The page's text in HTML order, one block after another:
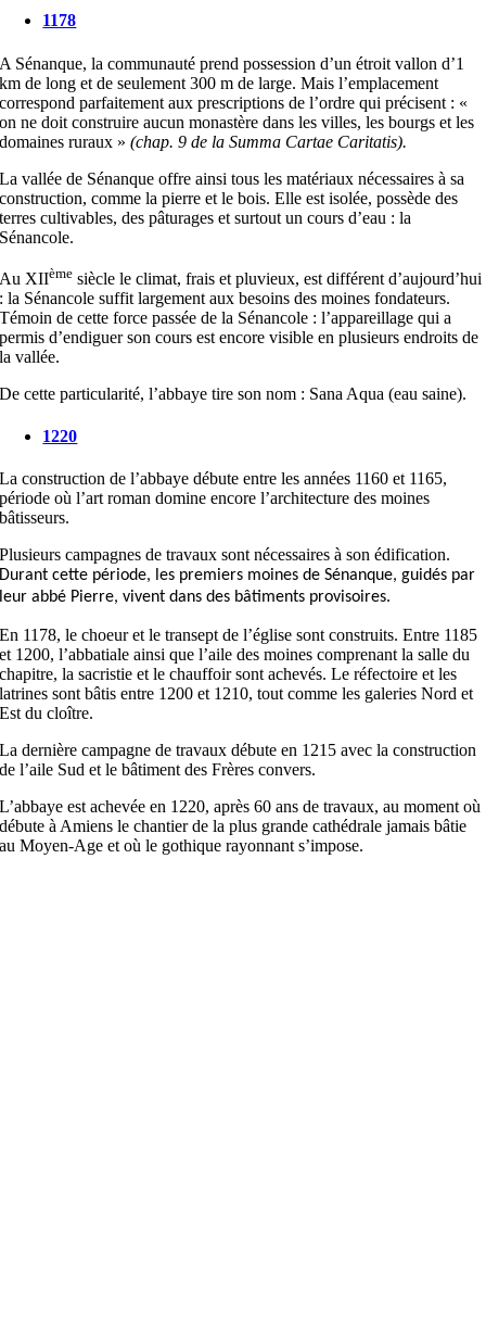
1178
A Sénanque, la communauté prend possession d’un étroit vallon d’1
km de long et de seulement 300 m de large. Mais l’emplacement
correspond parfaitement aux prescriptions de l’ordre qui précisent : «
on ne doit construire aucun monastère dans les villes, les bourgs et les
domaines ruraux »(chap. 9 de la Summa Cartae Caritatis).
La vallée de Sénanque offre ainsi tous les matériaux nécessaires à sa
construction, comme la pierre et le bois. Elle est isolée, possède des
terres cultivables, des pâturages et surtout un cours d’eau : la
Sénancole.
Au XIIème siècle le climat, frais et pluvieux, est différent d’aujourd’hui
: la Sénancole suffit largement aux besoins des moines fondateurs.
Témoin de cette force passée de la Sénancole : l’appareillage qui a
permis d’endiguer son cours est encore visible en plusieurs endroits de
la vallée.
De cette particularité, l’abbaye tire son nom : Sana Aqua (eau saine).
1220
La construction de l’abbaye débute entre les années 1160 et 1165,
période où l’art roman domine encore l’architecture des moines
bâtisseurs.
Plusieurs campagnes de travaux sont nécessaires à son édification.
Durant cette période, les premiers moines de Sénanque, guidés par
leur abbé Pierre, vivent dans des bâtiments provisoires.
En 1178, le choeur et le transept de l’église sont construits. Entre 1185
et 1200, l’abbatiale ainsi que l’aile des moines comprenant la salle du
chapitre, la sacristie et le chauffoir sont achevés. Le réfectoire et les
latrines sont bâtis entre 1200 et 1210, tout comme les galeries Nord et
Est du cloître.
La dernière campagne de travaux débute en 1215 avec la construction
de l’aile Sud et le bâtiment des Frères convers.
L’abbaye est achevée en 1220, après 60 ans de travaux, au moment où
débute à Amiens le chantier de la plus grande cathédrale jamais bâtie
au Moyen-Age et où le gothique rayonnant s’impose.